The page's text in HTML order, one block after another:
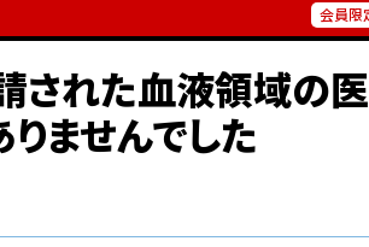
された血液領域の医
ませんでした